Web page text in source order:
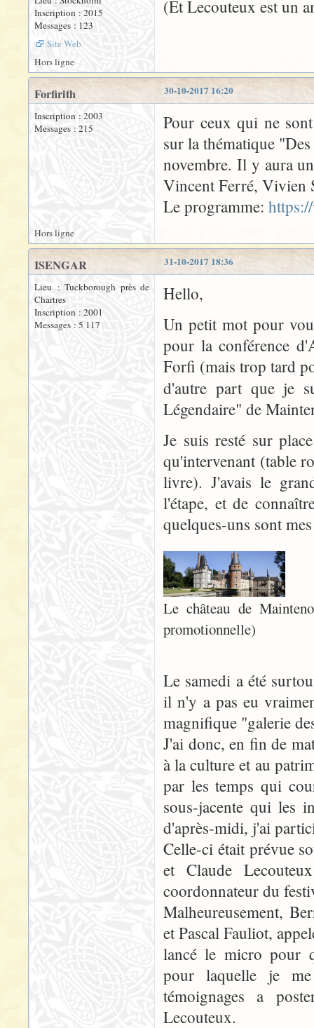
Inscription : 2015
Messages : 123
Site Web
(Et Lecouteux est un
Hors ligne
30-10-2017 16:20
Forfirith
Inscription : 2003
Messages : 215
Pour ceux qui ne
sur la thématique
novembre. Il y aura
Vincent Ferré, Vivien
Le programme:
Hors ligne
31-10-2017 18:36
ISENGAR
Lieu : Tuckborough près de
Chartres
Inscription : 2001
Messages : 5 117
Hello,
Un petit mot pour
pour la conférence
Forfi (mais trop tard
d'autre part que je
Légendaire" de
Je suis resté sur
qu'intervenant (table
livre). J'avais le
l'étape, et de
quelques-uns sont
Le château de
promotionnelle)
Le samedi a été
il n'y a pas eu
magnifique "galerie
J'ai donc, en fin de
à la culture et au
par les temps qui
sous-jacente qui les
d'après-midi, j'ai
Celle-ci était prévue
et Claude
coordonnateur du
Malheureusement,
et Pascal Fauliot,
lancé le micro pour
pour laquelle je
témoignages a
Lecouteux.